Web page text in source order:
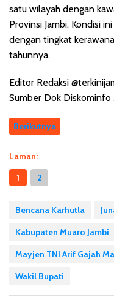
satu wilayah dengan
Provinsi Jambi. Kondisi
dengan tingkat
tahunnya.
Editor Redaksi
Sumber Dok Diskominfo
Berikutnya
Laman:
1
2
Bencana Karhutla
Kabupaten Muaro Jambi
Mayjen TNI Arif Gajah
Wakil Bupati